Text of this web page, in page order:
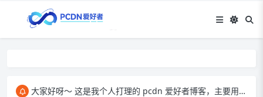
大家好呀～ 这是我个人打理的 pcdn 爱好者博客，主要用来和大家交流 pcdn 相关的心得。​ 在这里，我会分享自己玩 pcdn 的经验、实用技巧，也会放一些收集到的资源。大家有啥想法、问题都能来这儿聊，一起琢磨怎么把 pcdn 玩得更顺～